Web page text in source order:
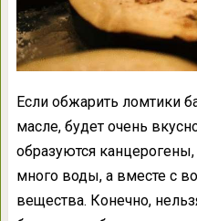
Если обжарить ломтики
масле, будет очень
образуются
много воды, а вместе с
вещества. Конечно,